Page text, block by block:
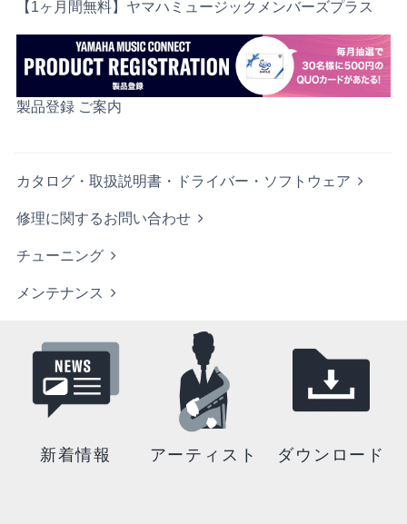
【1ヶ月間無料】ヤマハミュージックメンバーズプラス
製品登録 ご案内
カタログ・取扱説明書・ドライバー・ソフトウェア
修理に関するお問い合わせ
チューニング
メンテナンス
新着情報 アーティスト ダウンロード